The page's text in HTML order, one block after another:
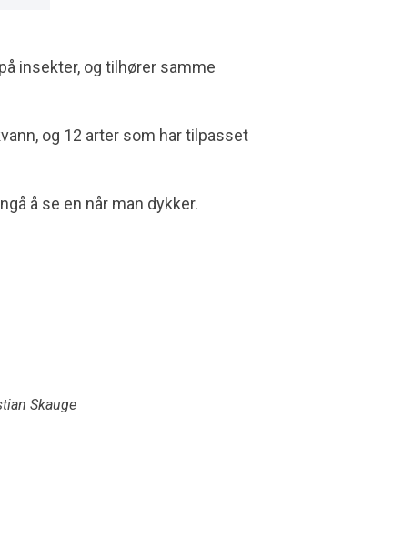
insekter, og tilhører samme
og 12 arter som har tilpasset
å se en når man dykker.
Skauge